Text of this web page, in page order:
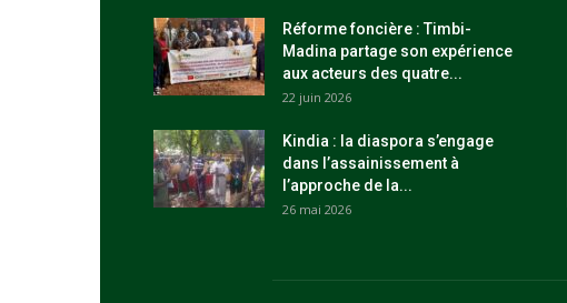
Réforme foncière : Timbi-
Madina partage son expérience
aux acteurs des quatre...
22 juin 2026
Kindia : la diaspora s’engage
dans l’assainissement à
l’approche de la...
26 mai 2026